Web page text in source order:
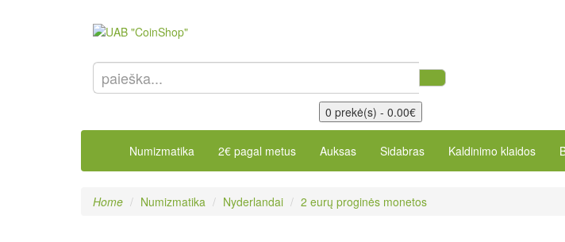
0 prekė(s) - 0.00€
Numizmatika 2€ pagal metus Auksas Sidabras Kaldinimo klaidos
Home Numizmatika Nyderlandai 2 eurų proginės monetos